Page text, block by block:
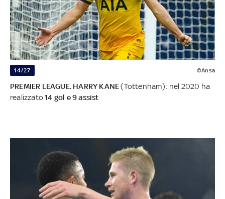
14/27 ©Ansa
PREMIER LEAGUE. HARRY KANE(Tottenham): nel 2020 ha
realizzato 14 gol e 9 assist